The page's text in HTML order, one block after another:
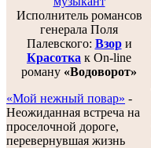
Исполнитель романсов
генерала Поля
Палевского: Взори
Красотка к On-line
роману «Водоворот»
«Мой нежный повар» -
Неожиданная встреча на
проселочной дороге,
перевернувшая жизнь